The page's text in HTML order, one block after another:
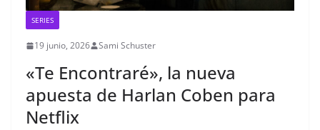
SERIES
19 junio, 2026 Sami Schuster
«Te Encontraré», la nueva
apuesta de Harlan Coben para
Netflix